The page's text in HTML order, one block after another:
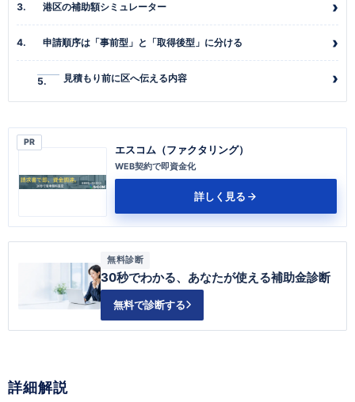
港区の補助額シミュレーター
申請順序は「事前型」と「取得後型」に分ける
見積もり前に区へ伝える内容
PR
エスコム（ファクタリング）
WEB契約で即資金化
詳しく見る
無料診断
30秒でわかる、あなたが使える補助金診断
無料で診断する
詳細解説